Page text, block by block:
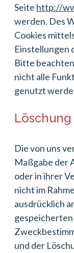
Seite http://
werden. Des
Cookies
Einstellungen
Bitte
nicht alle
genutzt
Die von uns
Maßgabe der
oder in ihrer
nicht im
ausdrücklich
und der